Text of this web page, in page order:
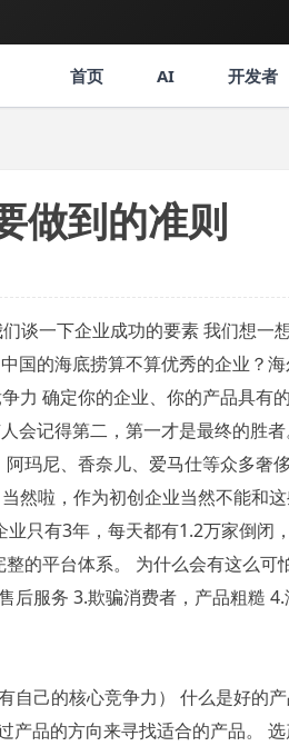
首页 AI 开发者
做到的准则
谈一下企业成功的要素 我们想一
国的海底捞算不算优秀的企业？
力 确定你的企业、你的产品具有
会记得第二，第一才是最终的胜
玛尼、香奈儿、爱马仕等众多奢
然啦，作为初创企业当然不能和
只有3年，每天都有1.2万家倒闭
的平台体系。 为什么会有这么可
后服务 3.欺骗消费者，产品粗糙
自己的核心竞争力） 什么是好的
品的方向来寻找适合的产品。